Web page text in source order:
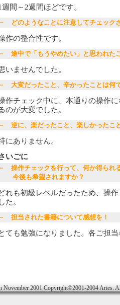
週間～2週間ほどです。
－ どのようなことに注意してチェック
作の整合性です。
－ 途中で「もうやめたい」と思われた
いませんでした。
－ 大変だったこと、辛かったことは何
作チェック中に、本通りの操作
のが大変でした。
－ 逆に、楽だったこと、楽しかったこ
にありません。
いごに
－ 操作チェックを行って、何か得られ
今後も希望されますか？
れも初級レベルだったため、操
した。
－ 担当された書籍について感想を！
ても勉強になりました。各ご担
November 2001 Copyright©2001-2004 Aries.